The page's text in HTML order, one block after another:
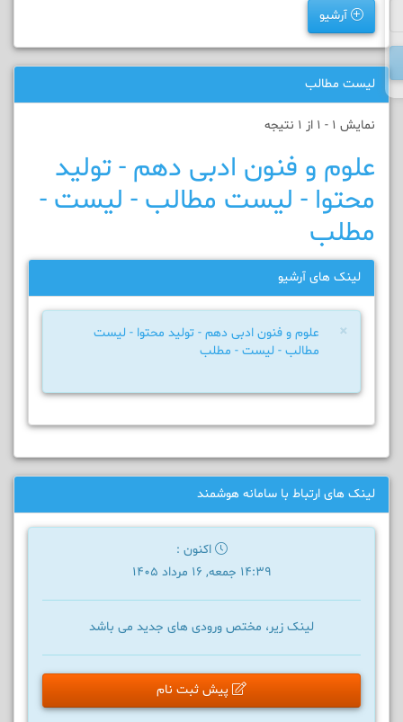
آرشیو
لیست مطالب
نمایش 1 - 1 از 1 نتیجه
علوم و فنون ادبی دهم - تولید
محتوا - لیست مطالب - لیست -
مطلب
لینک های آرشیو
×
علوم و فنون ادبی دهم - تولید محتوا - لیست
مطالب - لیست - مطلب
لینک های ارتباط با سامانه هوشمند
اکنون :
14:39 جمعه, 16 مرداد 1405
لینک زیر، مختص ورودی های جدید می باشد
پیش ثبت نام